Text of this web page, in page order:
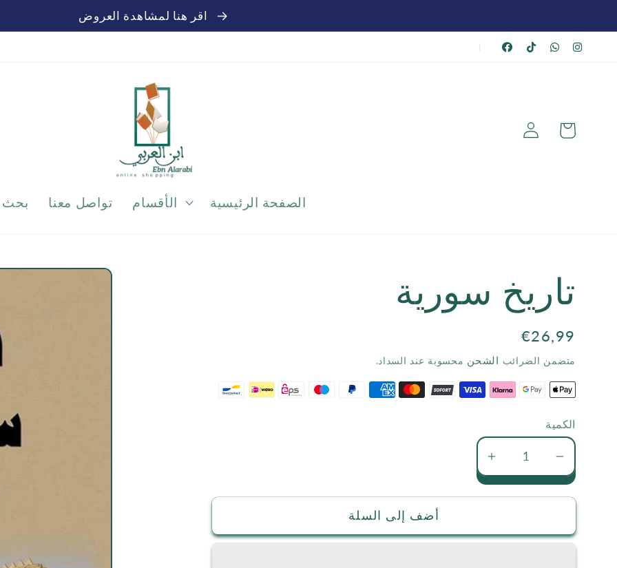
|
الصفحة الرئيسية الأقسام تواصل معنا بحث
تسجيل
الدخول
عربة
الشراء
تاريخ سورية
السعر
الاعتيادي
€26,99
متضمن الضرائب الشحن محسوبة عند السداد.
الكمية
سورية
زيادة
سورية
أضف إلى السلة